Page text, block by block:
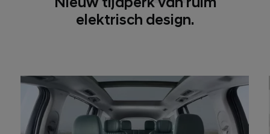
elektrisch design.